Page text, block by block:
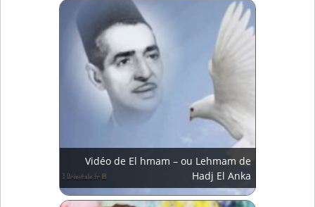
Vidéo de El hmam – ou Lehmam de
Hadj El Anka